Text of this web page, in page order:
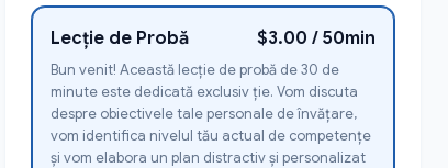
Lecție de Probă $3.00 / 50min
Bun venit! Această lecție de probă de 30 de
minute este dedicată exclusiv ție. Vom discuta
despre obiectivele tale personale de învățare,
vom identifica nivelul tău actual de competențe
și vom elabora un plan distractiv și personalizat